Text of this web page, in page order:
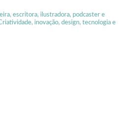
escritora, ilustradora, podcaster e
inovação, design, tecnologia e